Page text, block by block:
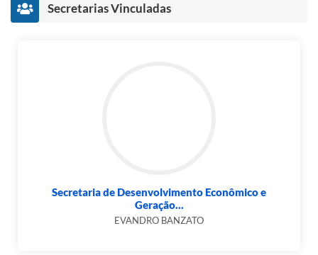
Secretarias Vinculadas
Secretaria de Desenvolvimento Econômico e
Geração...
EVANDRO BANZATO